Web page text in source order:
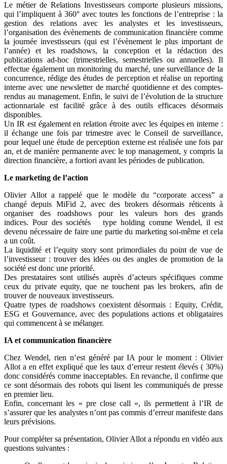
Le métier de Relations Investisseurs comporte plusieurs missions,
qui l’impliquent à 360° avec toutes les fonctions de l’entreprise : la
gestion des relations avec les analystes et les investisseurs,
l’organisation des évènements de communication financière comme
la journée investisseurs (qui est l’évènement le plus important de
l’année) et les roadshows, la conception et la rédaction des
publications ad-hoc (trimestrielles, semestrielles ou annuelles). Il
effectue également un monitoring du marché, une surveillance de la
concurrence, rédige des études de perception et réalise un reporting
interne avec une newsletter de marché quotidienne et des comptes-
rendus au management. Enfin, le suivi de l’évolution de la structure
actionnariale est facilité grâce à des outils efficaces désormais
disponibles.
Un IR est également en relation étroite avec les équipes en interne :
il échange une fois par trimestre avec le Conseil de surveillance,
pour lequel une étude de perception externe est réalisée une fois par
an, et de manière permanente avec le top management, y compris la
direction financière, a fortiori avant les périodes de publication.
Le marketing de l’action
Olivier Allot a rappelé que le modèle du “corporate access” a
changé depuis MiFid 2, avec des brokers désormais réticents à
organiser des roadshows pour les valeurs hors des grands
indices. Pour des sociétés type holding comme Wendel, il est
devenu nécessaire de faire une partie du marketing soi-même et cela
a un coût.
La liquidité et l’equity story sont primordiales du point de vue de
l’investisseur : trouver des idées ou des angles de promotion de la
société est donc une priorité.
Des prestataires sont utilisés auprès d’acteurs spécifiques comme
ceux du private equity, que ne touchent pas les brokers, afin de
trouver de nouveaux investisseurs.
Quatre types de roadshows coexistent désormais : Equity, Crédit,
ESG et Gouvernance, avec des populations actions et obligataires
qui commencent à se mélanger.
IA et communication financière
Chez Wendel, rien n’est généré par IA pour le moment : Olivier
Allot a en effet expliqué que les taux d’erreur restent élevés ( 30%)
donc considérés comme inacceptables. En revanche, il confirme que
ce sont désormais des robots qui lisent les communiqués de presse
en premier lieu.
Enfin, concernant les « pre close call », ils permettent à l’IR de
s’assurer que les analystes n’ont pas commis d’erreur manifeste dans
leurs prévisions.
Pour compléter sa présentation, Olivier Allot a répondu en vidéo aux
questions suivantes :